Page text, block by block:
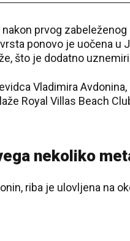
nakon prvog
ponovo je uočena u
što je dodatno
Vladimira
Royal Villas Beach
nekoliko
riba je ulovljena na